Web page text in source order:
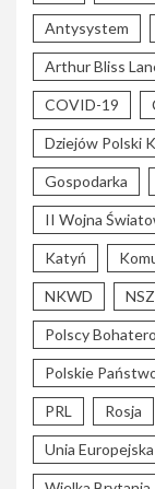
Antysystem
Arthur Bliss
COVID-19
Dziejów Polski
Gospodarka
II Wojna
Katyń
NKWD NSZ
Polscy
Polskie
PRL Rosja
Unia Europejska